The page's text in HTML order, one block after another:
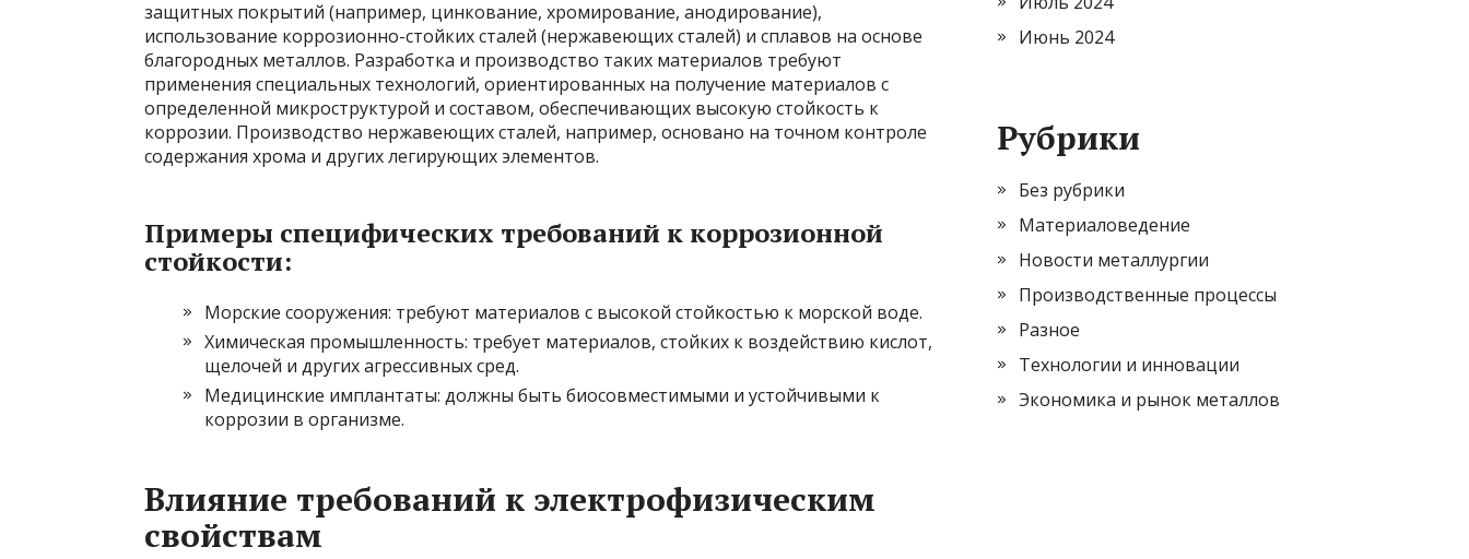
защитных покрытий (например, цинкование, хромирование, анодирование),
использование коррозионно-стойких сталей (нержавеющих сталей) и сплавов на основе
благородных металлов. Разработка и производство таких материалов требуют
применения специальных технологий, ориентированных на получение материалов с
определенной микроструктурой и составом, обеспечивающих высокую стойкость к
коррозии. Производство нержавеющих сталей, например, основано на точном контроле
содержания хрома и других легирующих элементов.
Примеры специфических требований к коррозионной
стойкости:
Морские сооружения: требуют материалов с высокой стойкостью к морской воде.
Химическая промышленность: требует материалов, стойких к воздействию кислот,
щелочей и других агрессивных сред.
Медицинские имплантаты: должны быть биосовместимыми и устойчивыми к
коррозии в организме.
Влияние требований к электрофизическим
свойствам
Июнь 2024
Рубрики
Без рубрики
Материаловедение
Новости металлургии
Производственные процессы
Разное
Технологии и инновации
Экономика и рынок металлов